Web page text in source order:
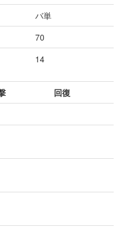
バ単
70
14
回復